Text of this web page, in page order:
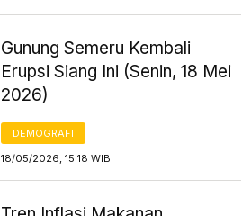
Gunung Semeru Kembali
Erupsi Siang Ini (Senin, 18 Mei
2026)
DEMOGRAFI
18/05/2026, 15:18 WIB